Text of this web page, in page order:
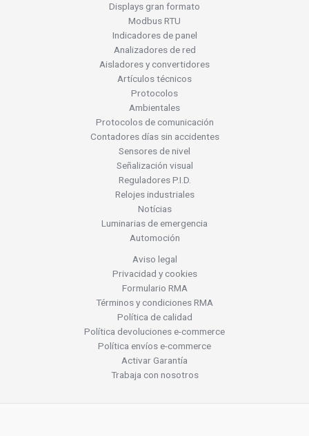
Displays gran formato
Modbus RTU
Indicadores de panel
Analizadores de red
Aisladores y convertidores
Artículos técnicos
Protocolos
Ambientales
Protocolos de comunicación
Contadores días sin accidentes
Sensores de nivel
Señalización visual
Reguladores P.I.D.
Relojes industriales
Notícias
Luminarias de emergencia
Automoción
Aviso legal
Privacidad y cookies
Formulario RMA
Términos y condiciones RMA
Política de calidad
Política devoluciones e-commerce
Política envíos e-commerce
Activar Garantía
Trabaja con nosotros